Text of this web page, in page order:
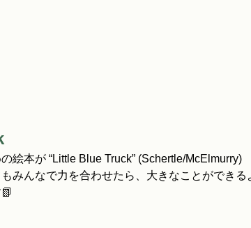
絵本が “Little Blue Truck” (Schertle/McElmurry)
みんなで力を合わせたら、大きなことができる